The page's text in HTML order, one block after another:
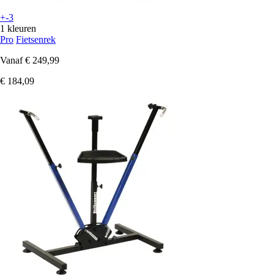
+-3
1 kleuren
Pro Fietsenrek
Vanaf € 249,99
€ 184,09